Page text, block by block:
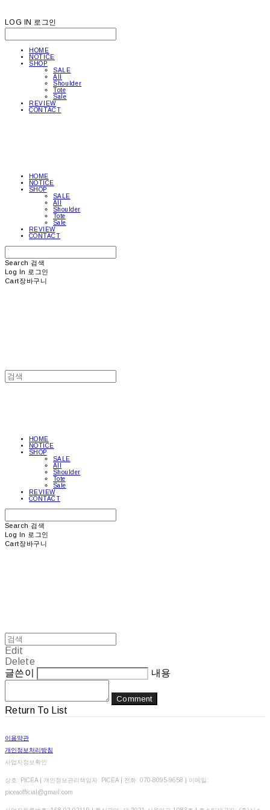
LOG IN 로그인
HOME
NOTICE
SHOP
SALE
All
Shoulder
Tote
Sale
REVIEW
CONTACT
HOME
NOTICE
SHOP
SALE
All
Shoulder
Tote
Sale
REVIEW
CONTACT
Search 검색
Log In 로그인
Cart장바구니
HOME
NOTICE
SHOP
SALE
All
Shoulder
Tote
Sale
REVIEW
CONTACT
Search 검색
Log In 로그인
Cart장바구니
Edit
Delete
글쓴이
내용
Comment
Return To List
이용약관
개인정보처리방침
사업자정보확인
상호: PICEA | 개인정보관리책임자: PICEA | 전화: 070-8095-9658 | 이메일:
piceaofficial@gmail.com